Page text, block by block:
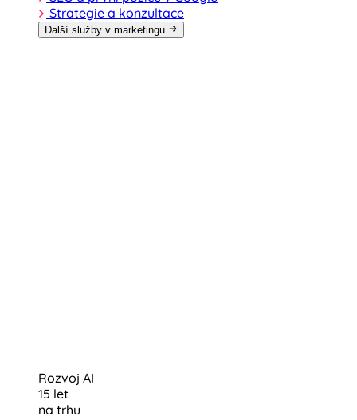
Strategie a konzultace
Další služby v marketingu
Rozvoj AI
15 let
na trhu